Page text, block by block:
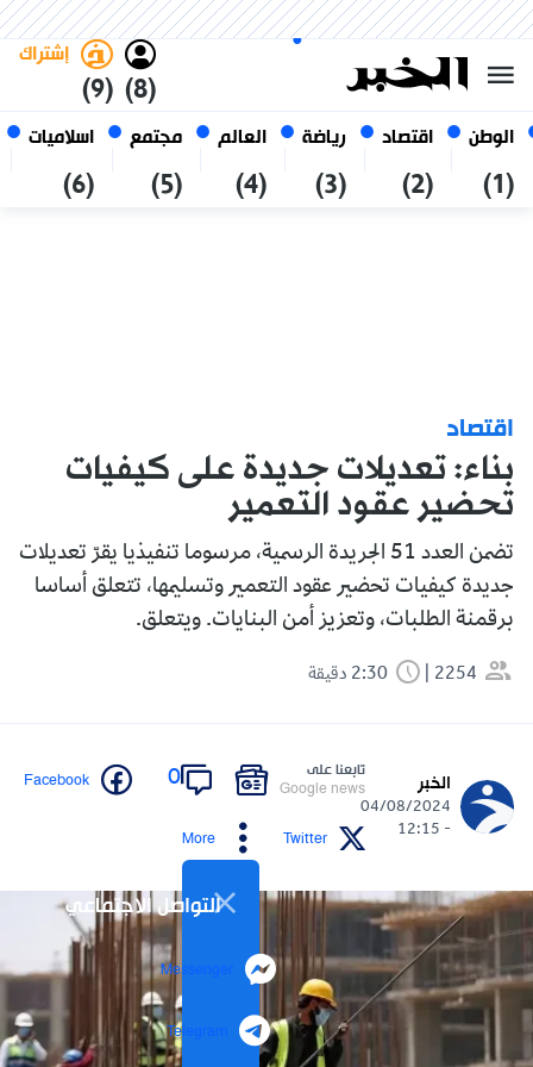
الوطن
(1)
اقتصاد
(2)
رياضة
(3)
العالم
(4)
مجتمع
(5)
اسلاميات
(6)
(8)
إشتراك
(9)
أغسطس 2026
الجزائر
اقتصاد
بناء: تعديلات جديدة على كيفيات
تحضير عقود التعمير
تضمن العدد 51 الجريدة الرسمية، مرسوما تنفيذيا يقرّ تعديلات
جديدة كيفيات تحضير عقود التعمير وتسليمها، تتعلق أساسا
برقمنة الطلبات، وتعزيز أمن البنايات. ويتعلق.
2254
الخبر
04/08/2024
- 12:15
تابعنا على
Google news
0
Facebook
Twitter
More
التواصل الاجتماعي
Messenger
Telegram